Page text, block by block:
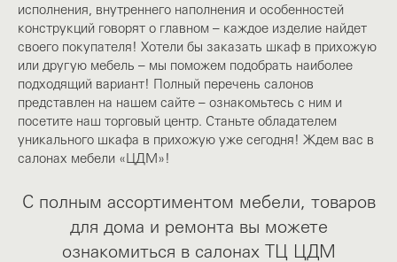
исполнения, внутреннего наполнения и особенностей
конструкций говорят о главном – каждое изделие найдет
своего покупателя! Хотели бы заказать шкаф в прихожую
или другую мебель – мы поможем подобрать наиболее
подходящий вариант! Полный перечень салонов
представлен на нашем сайте – ознакомьтесь с ним и
посетите наш торговый центр. Станьте обладателем
уникального шкафа в прихожую уже сегодня! Ждем вас в
салонах мебели «ЦДМ»!
С полным ассортиментом мебели, товаров
для дома и ремонта вы можете
ознакомиться в салонах ТЦ ЦДМ